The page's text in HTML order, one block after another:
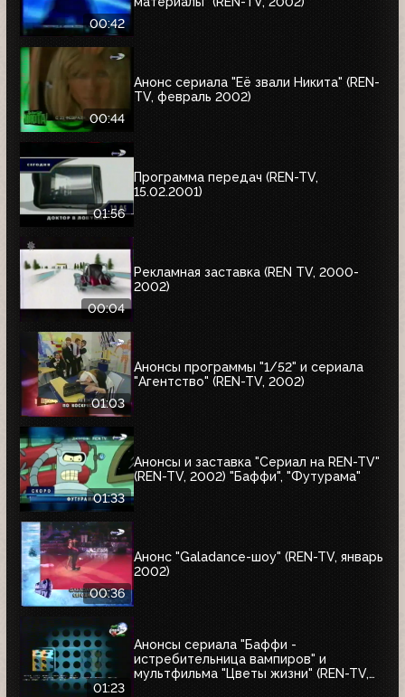
00:42
00:44
Анонс сериала "Её звали Никита" (REN-
TV, февраль 2002)
01:56
Программа передач (REN-TV,
15.02.2001)
00:04
Рекламная заставка (REN TV, 2000-
2002)
01:03
Анонсы программы "1/52" и сериала
"Агентство" (REN-TV, 2002)
01:33
Анонсы и заставка "Сериал на REN-TV"
(REN-TV, 2002) "Баффи", "Футурама"
00:36
Анонс "Galadance-шоу" (REN-TV, январь
2002)
01:23
Анонсы сериала "Баффи -
истребительница вампиров" и
мультфильма "Цветы жизни" (REN-TV,